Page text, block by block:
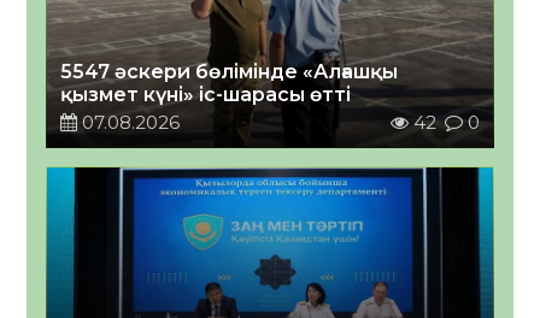
5547 әскери бөлімінде «Алғашқы
қызмет күні» іс-шарасы өтті
07.08.2026
42 0